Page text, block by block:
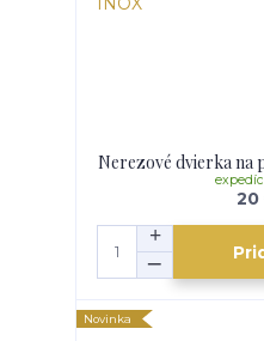
Nerezové dvierka na
Novinka